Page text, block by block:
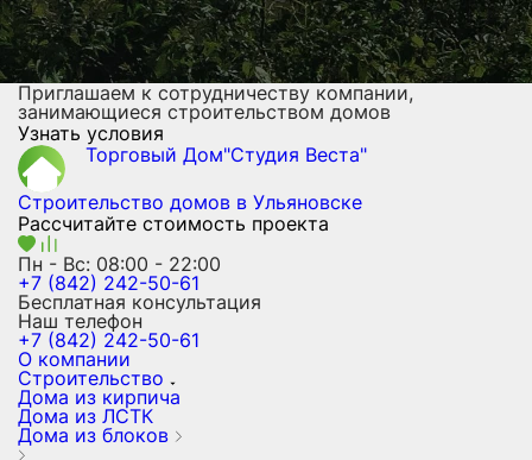
Приглашаем к сотрудничеству компании,
занимающиеся строительством домов
Узнать условия
Торговый Дом"Студия Веста"
Строительство домов в Ульяновске
Рассчитайте стоимость проекта
Пн - Вс: 08:00 - 22:00
+7 (842) 242-50-61
Бесплатная консультация
Наш телефон
+7 (842) 242-50-61
О компании
Строительство
Дома из кирпича
Дома из ЛСТК
Дома из блоков